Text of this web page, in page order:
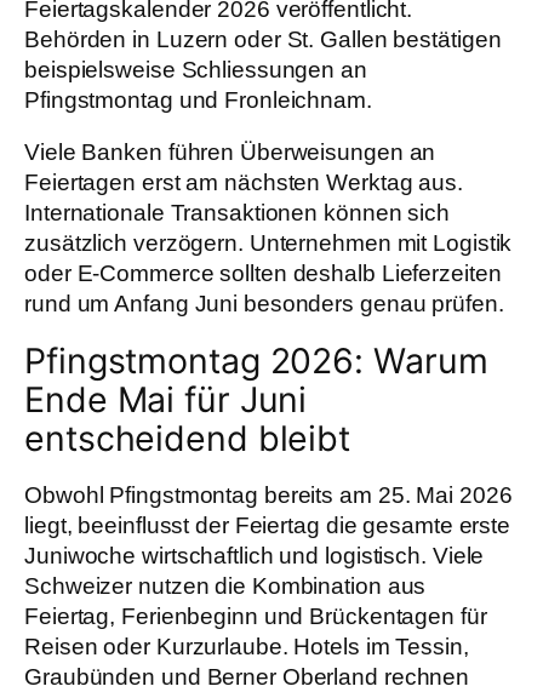
Feiertagskalender 2026 veröffentlicht.
Behörden in Luzern oder St. Gallen bestätigen
beispielsweise Schliessungen an
Pfingstmontag und Fronleichnam.
Viele Banken führen Überweisungen an
Feiertagen erst am nächsten Werktag aus.
Internationale Transaktionen können sich
zusätzlich verzögern. Unternehmen mit Logistik
oder E-Commerce sollten deshalb Lieferzeiten
rund um Anfang Juni besonders genau prüfen.
Pfingstmontag 2026: Warum
Ende Mai für Juni
entscheidend bleibt
Obwohl Pfingstmontag bereits am 25. Mai 2026
liegt, beeinflusst der Feiertag die gesamte erste
Juniwoche wirtschaftlich und logistisch. Viele
Schweizer nutzen die Kombination aus
Feiertag, Ferienbeginn und Brückentagen für
Reisen oder Kurzurlaube. Hotels im Tessin,
Graubünden und Berner Oberland rechnen